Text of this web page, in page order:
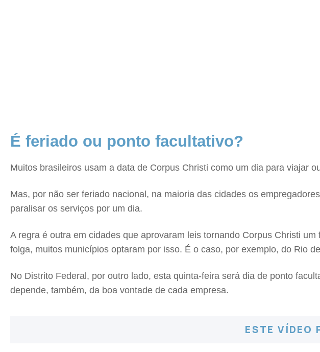
É feriado ou ponto facultativo?
Muitos brasileiros usam a data de Corpus Christi como um dia para viajar
Mas, por não ser feriado nacional, na maioria das cidades os
paralisar os serviços por um dia.
A regra é outra em cidades que aprovaram leis tornando Corpus Christi
folga, muitos municípios optaram por isso. É o caso, por exemplo, do Rio
No Distrito Federal, por outro lado, esta quinta-feira será dia de ponto
depende, também, da boa vontade de cada empresa.
ESTE VÍDEO